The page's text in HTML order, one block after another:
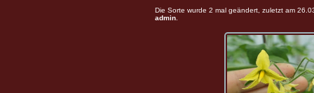
Die Sorte wurde 2 mal geändert, zuletzt am
admin